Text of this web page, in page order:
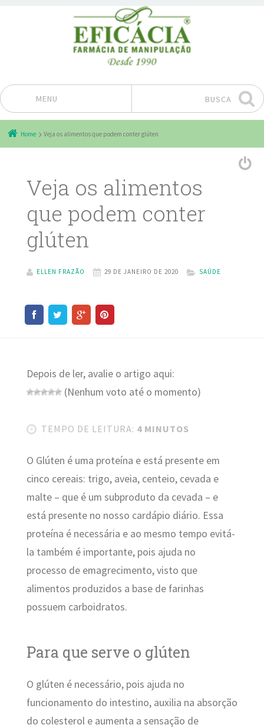
MENU
Pular para o conteúdo
BUSCA
Home Veja os alimentos que podem conter glúten
Veja os alimentos
que podem conter
glúten
ELLEN FRAZÃO 29 DE JANEIRO DE 2020 SAÚDE
Depois de ler, avalie o artigo aqui:
(Nenhum voto até o momento)
TEMPO DE LEITURA: 4 MINUTOS
O Glúten é uma proteína e está presente em
cinco cereais: trigo, aveia, centeio, cevada e
malte – que é um subproduto da cevada – e
está presente no nosso cardápio diário. Essa
proteína é necessária e ao mesmo tempo evitá-
la também é importante, pois ajuda no
processo de emagrecimento, visto que
alimentos produzidos a base de farinhas
possuem carboidratos.
Para que serve o glúten
O glúten é necessário, pois ajuda no
funcionamento do intestino, auxilia na absorção
do colesterol e aumenta a sensação de